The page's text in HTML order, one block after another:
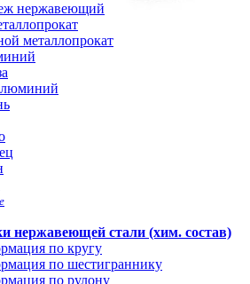
нержавеющий
металлопрокат
нержавеющей стали (хим. состав)
по кругу
по шестиграннику
по рулону